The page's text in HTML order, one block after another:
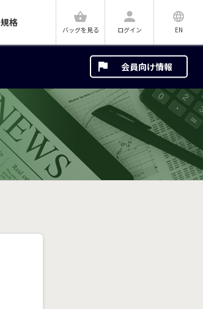
規格
バッグを見る ログイン EN
会員向け情報